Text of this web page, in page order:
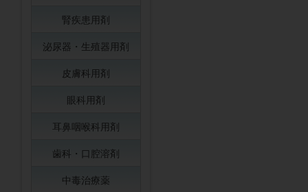
腎疾患用剤
泌尿器・生殖器用剤
皮膚科用剤
眼科用剤
耳鼻咽喉科用剤
歯科・口腔溶剤
中毒治療薬